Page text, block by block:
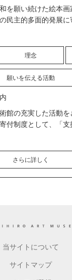
を願い続けた絵本
民主的多面的発展
理念
願いを伝える活動
館の充実した活動
付制度として、「
さらに詳しく
当サイトについて
サイトマップ